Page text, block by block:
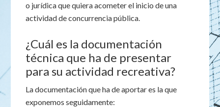
o jurídica que quiera acometer el inicio de una
actividad de concurrencia pública.
¿Cuál es la documentación
técnica que ha de presentar
para su actividad recreativa?
La documentación que ha de aportar es la que
exponemos seguidamente: